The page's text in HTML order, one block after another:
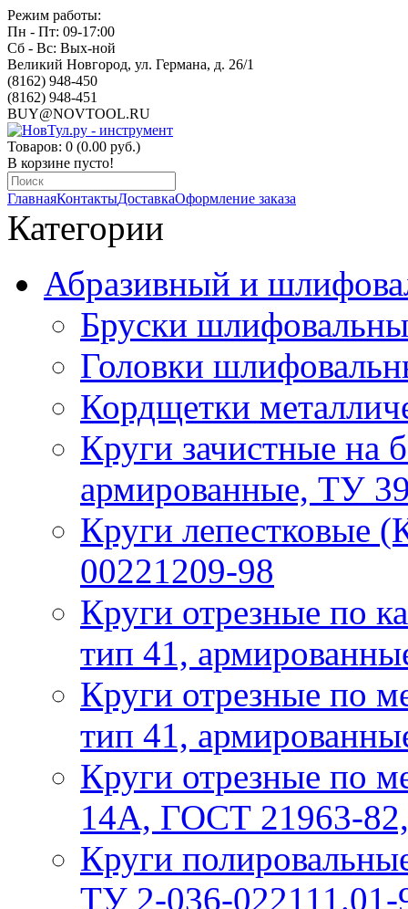
Режим работы:
Пн - Пт: 09-17:00
Сб - Вс: Вых-ной
Великий Новгород, ул. Германа, д. 26/1
(8162) 948-450
(8162) 948-451
BUY@NOVTOOL.RU
Товаров: 0 (0.00 руб.)
В корзине пусто!
ГлавнаяКонтактыДоставкаОформление заказа
Категории
Абразивный и
Бруски
Головки
Кордщетки
Круги зачистные на
армированные, ТУ
Круги
00221209-98
Круги отрезные по
тип 41,
Круги отрезные по
тип 41,
Круги отрезные по
14А, ГОСТ 21963-
Круги
ТУ 2-036-022111.01-